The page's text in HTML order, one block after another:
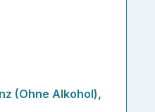
(Ohne Alkohol),